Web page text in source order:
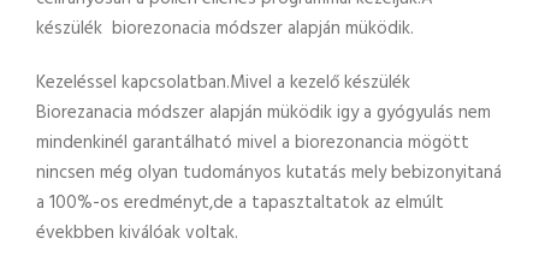
készülék biorezonacia módszer alapján müködik.
Kezeléssel kapcsolatban.Mivel a kezelő készülék
Biorezanacia módszer alapján müködik igy a gyógyulás nem
mindenkinél garantálható mivel a biorezonancia mögött
nincsen még olyan tudományos kutatás mely bebizonyitaná
a 100%-os eredményt,de a tapasztaltatok az elmúlt
évekbben kiválóak voltak.